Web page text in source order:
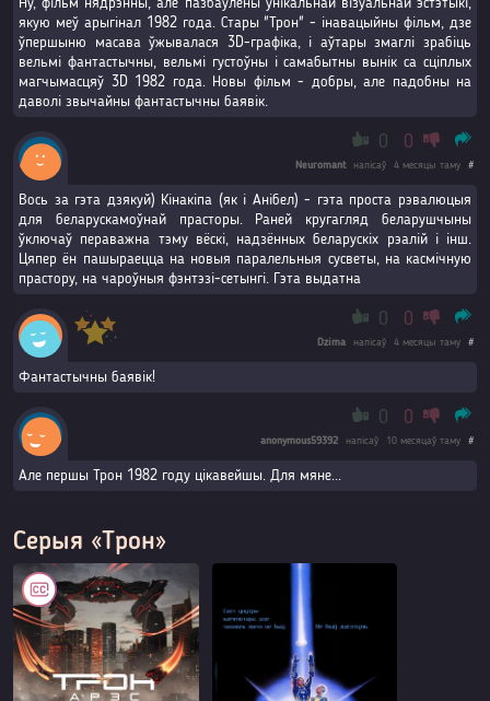
Ну, фільм нядрэнны, але пазбаўлены ўнікальнай візуальнай эстэтыкі,
якую меў арыгінал 1982 года. Стары "Трон" - інавацыйны фільм, дзе
ўпершыню масава ўжывалася 3D-графіка, і аўтары змаглі зрабіць
вельмі фантастычны, вельмі густоўны і самабытны вынік са сціплых
магчымасцяў 3D 1982 года. Новы фільм - добры, але падобны на
даволі звычайны фантастычны баявік.
0 0
Neuromant напісаў 4 месяцы таму #
Вось за гэта дзякуй) Кінакіпа (як і Анібел) - гэта проста рэвалюцыя
для беларускамоўнай прасторы. Раней кругагляд беларушчыны
ўключаў пераважна тэму вёскі, надзённых беларускіх рэалій і інш.
Цяпер ён пашыраецца на новыя паралельныя сусветы, на касмічную
прастору, на чароўныя фэнтэзі-сетынгі. Гэта выдатна
0 0
Dzima напісаў 4 месяцы таму #
Фантастычны баявік!
0 0
anonymous59392 напісаў 10 месяцаў таму #
Але першы Трон 1982 году цікавейшы. Для мяне...
Серыя «Трон»